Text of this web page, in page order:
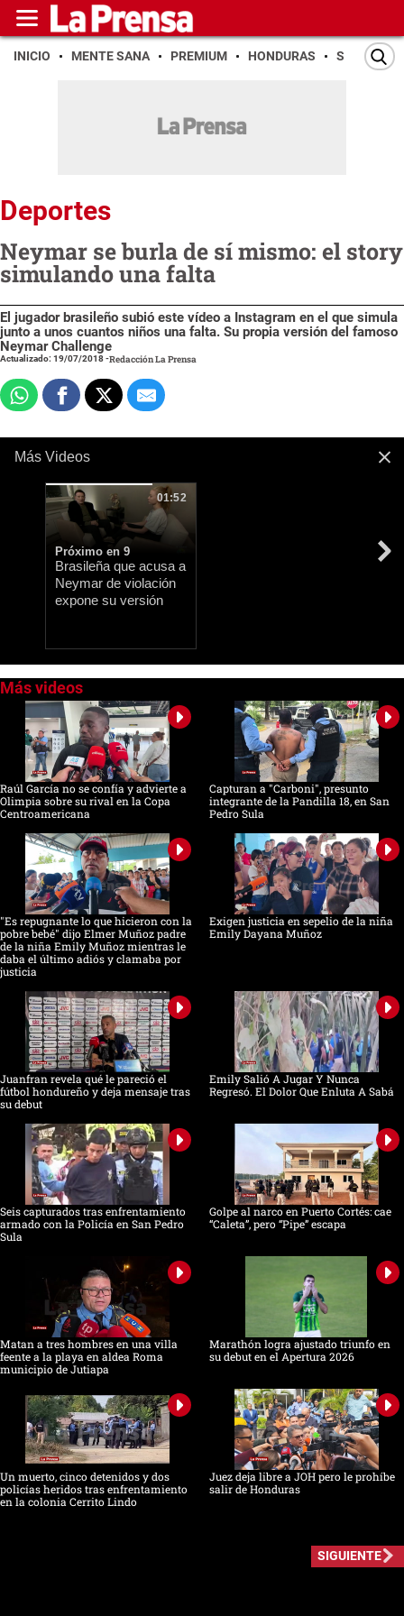
INICIO MENTE SANA PREMIUM HONDURAS SAN PEDRO
Deportes
Neymar se burla de sí mismo: el story
simulando una falta
El jugador brasileño subió este vídeo a Instagram en el que simula
junto a unos cuantos niños una falta. Su propia versión del famoso
Neymar Challenge
Actualizado: 19/07/2018-Redacción La Prensa
Más Videos
01:52
Próximo en 8
Brasileña que acusa a
Neymar de violación
expone su versión
seconds
seconds
Raúl García no se confía y advierte a
Olimpia sobre su rival en la Copa
Centroamericana
Capturan a "Carboni", presunto
integrante de la Pandilla 18, en San
Pedro Sula
"Es repugnante lo que hicieron con la
pobre bebé" dijo Elmer Muñoz padre
de la niña Emily Muñoz mientras le
daba el último adiós y clamaba por
justicia
Exigen justicia en sepelio de la niña
Emily Dayana Muñoz
Juanfran revela qué le pareció el
fútbol hondureño y deja mensaje tras
su debut
Emily Salió A Jugar Y Nunca
Regresó. El Dolor Que Enluta A Sabá
Seis capturados tras enfrentamiento
armado con la Policía en San Pedro
Sula
Golpe al narco en Puerto Cortés: cae
“Caleta”, pero “Pipe” escapa
Matan a tres hombres en una villa
feente a la playa en aldea Roma
municipio de Jutiapa
Marathón logra ajustado triunfo en
su debut en el Apertura 2026
Un muerto, cinco detenidos y dos
policías heridos tras enfrentamiento
en la colonia Cerrito Lindo
Juez deja libre a JOH pero le prohíbe
salir de Honduras
SIGUIENTE